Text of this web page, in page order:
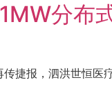
分布
捷报，泗洪世恒医